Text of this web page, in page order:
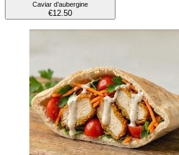
Caviar d’aubergine
€12.50